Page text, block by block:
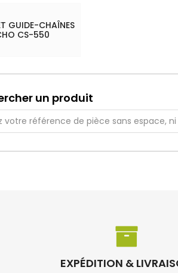
GUIDE-CHAÎNES
CS-550
un produit
EXPÉDITION &